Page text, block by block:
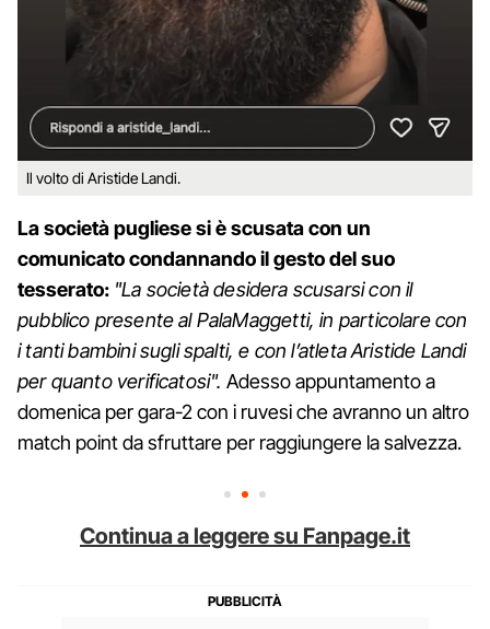
Il volto di Aristide Landi.
La società pugliese si è scusata con un
comunicato condannando il gesto del suo
tesserato: "La società desidera scusarsi con il
pubblico presente al PalaMaggetti, in particolare con
i tanti bambini sugli spalti, e con l’atleta Aristide Landi
per quanto verificatosi". Adesso appuntamento a
domenica per gara-2 con i ruvesi che avranno un altro
match point da sfruttare per raggiungere la salvezza.
Continua a leggere su Fanpage.it